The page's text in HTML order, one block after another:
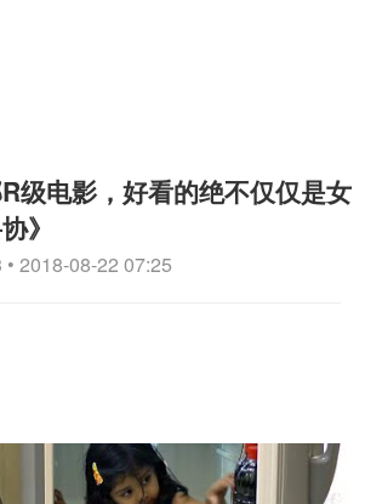
R级电影，好看的绝不仅仅是女
》
2018-08-22 07:25